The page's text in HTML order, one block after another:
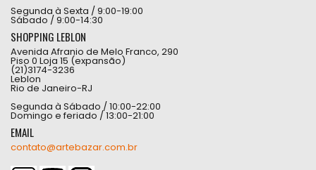
Segunda à Sexta / 9:00-19:00
Sábado / 9:00-14:30
SHOPPING LEBLON
Avenida Afranio de Melo Franco, 290
Piso 0 Loja 15 (expansão)
(21)3174-3236
Leblon
Rio de Janeiro-RJ
Segunda à Sábado / 10:00-22:00
Domingo e feriado / 13:00-21:00
EMAIL
contato@artebazar.com.br